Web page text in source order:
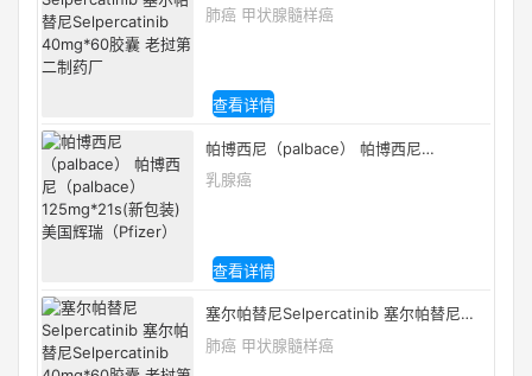
Selpercatinib 40mg*60胶囊 老挝第二制
肺癌 甲状腺髓样癌
查看详情
帕博西尼（palbace） 帕博西尼
（palbace） 125mg*21s(新包装) 美国辉
乳腺癌
查看详情
塞尔帕替尼Selpercatinib 塞尔帕替尼
Selpercatinib 40mg*60胶囊 老挝第二制
肺癌 甲状腺髓样癌